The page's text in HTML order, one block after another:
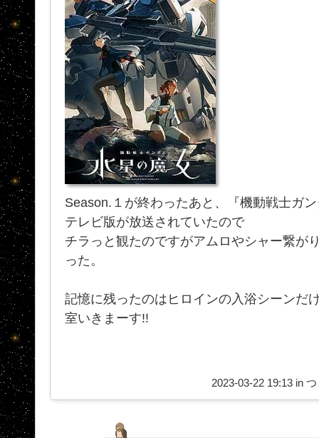
Season.１が終わったあと、『機動戦士ガ
テレビ版が放送されていたので
チラっと観たのですがアムロやシャー繋が
った。
記憶に残ったのはヒロインの入浴シー
室いきまーす!!
2023-03-22 19:13 in